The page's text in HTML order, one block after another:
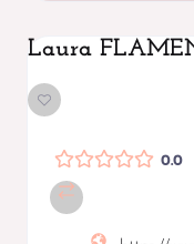
Laura
0.0